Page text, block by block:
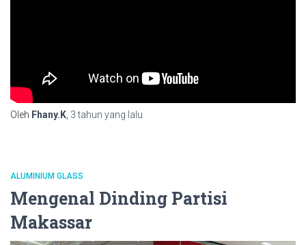
Oleh Fhany.K, 3 tahun yang lalu
ALUMINIUM GLASS
Mengenal Dinding Partisi
Makassar